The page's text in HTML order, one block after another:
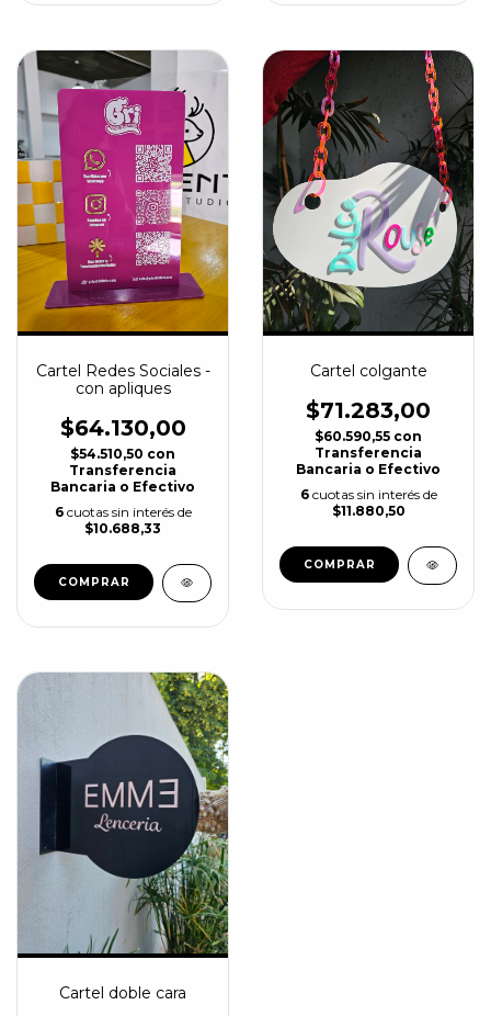
Cartel Redes Sociales -
con apliques
$64.130,00
$54.510,50 con
Transferencia
Bancaria o Efectivo
6 cuotas sin interés de
$10.688,33
Cartel colgante
$71.283,00
$60.590,55 con
Transferencia
Bancaria o Efectivo
6 cuotas sin interés de
$11.880,50
COMPRAR
Cartel doble cara